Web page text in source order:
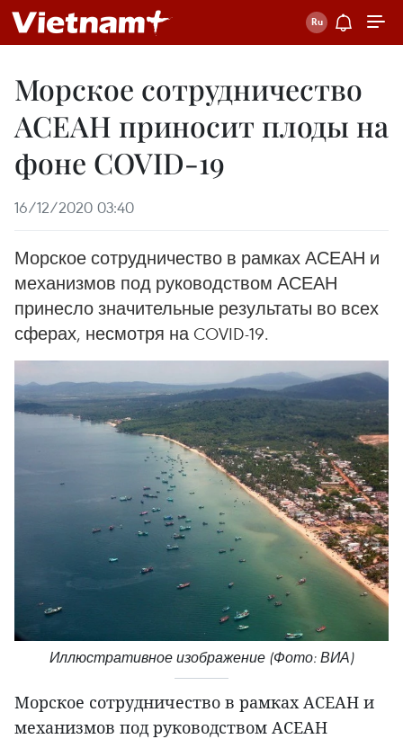
Морское сотрудничество
АСЕАН приносит плоды на
фоне COVID-19
16/12/2020 03:40
Морское сотрудничество в рамках АСЕАН и
механизмов под руководством АСЕАН
принесло значительные результаты во всех
сферах, несмотря на COVID-19.
Иллюстративное изображение (Фото: ВИА)
Морское сотрудничество в рамках АСЕАН и
механизмов под руководством АСЕАН